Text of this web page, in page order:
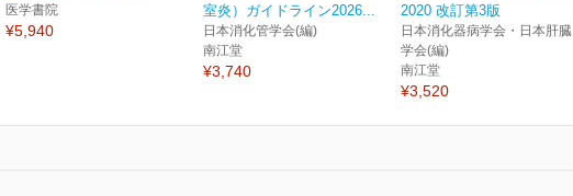
医学書院
¥5,940
室炎）ガイドライン2026...
日本消化管学会(編)
南江堂
¥3,740
2020 改訂第3版
日本消化器病学会・日本肝臓
学会(編)
南江堂
¥3,520